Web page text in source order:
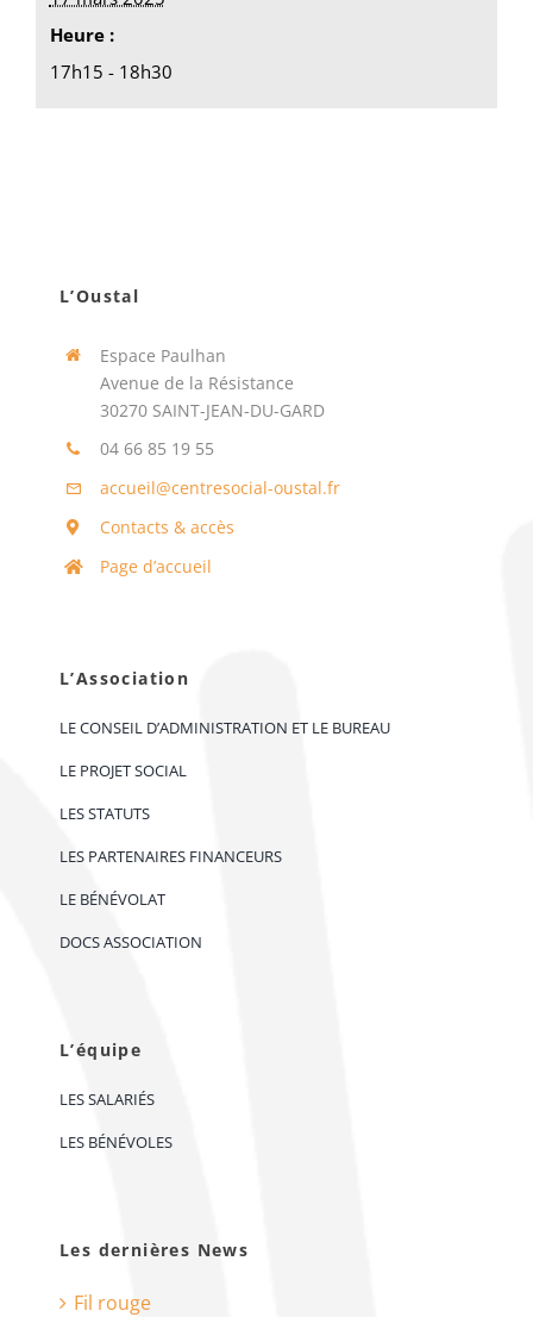
Heure :
17h15 - 18h30
L’Oustal
Espace Paulhan
Avenue de la Résistance
30270 SAINT-JEAN-DU-GARD
04 66 85 19 55
accueil@centresocial-oustal.fr
Contacts & accès
Page d’accueil
L’Association
LE CONSEIL D’ADMINISTRATION ET LE BUREAU
LE PROJET SOCIAL
LES STATUTS
LES PARTENAIRES FINANCEURS
LE BÉNÉVOLAT
DOCS ASSOCIATION
L’équipe
LES SALARIÉS
LES BÉNÉVOLES
Les dernières News
Fil rouge